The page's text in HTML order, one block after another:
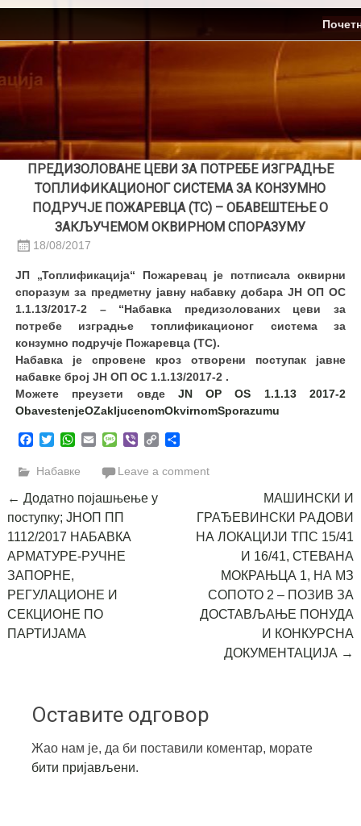
Skip
content
ПРЕДИЗОЛОВАНЕ ЦЕВИ ЗА ПОТРЕБЕ ИЗГРАДЊЕ
ТОПЛИФИКАЦИОНОГ СИСТЕМА ЗА КОНЗУМНО
ПОДРУЧЈЕ ПОЖАРЕВЦА (ТС) – ОБАВЕШТЕЊЕ О
ЗАКЉУЧЕМОМ ОКВИРНОМ СПОРАЗУМУ
18/08/2017
ЈП „Топлификација“ Пожаревац је потписала оквирни
споразум за предметну јавну набавку добара ЈН ОП ОС
1.1.13/2017-2 – “Набавка предизолованих цеви за
потребе изградње топлификационог система за
конзумно подручје Пожаревца (ТС).
Набавка је спровене кроз отворени поступак јавне
набавке број ЈН ОП ОС 1.1.13/2017-2 .
Можете преузети овде
JN OP OS 1.1.13 2017-2
ObavestenjeOZakljucenomOkvirnomSporazumu
Facebook
TwitterWhatsApp
EmailMessage
ViberCopy
Набавке Leave a comment
Post
navigation
← Додатно појашњење у
поступку; ЈНОП ПП
1112/2017 НАБАВКА
АРМАТУРЕ-РУЧНЕ
ЗАПОРНЕ,
РЕГУЛАЦИОНЕ И
СЕКЦИОНЕ ПО
ПАРТИЈАМА
МАШИНСКИ И
ГРАЂЕВИНСКИ РАДОВИ
НА ЛОКАЦИЈИ ТПС 15/41
И 16/41, СТЕВАНА
МОКРАЊЦА 1, НА МЗ
СОПОТО 2 – ПОЗИВ ЗА
ДОСТАВЉАЊЕ ПОНУДА
И КОНКУРСНА
ДОКУМЕНТАЦИЈА →
Оставите одговор
Жао нам је, да би поставили коментар, морате
бити пријављени.